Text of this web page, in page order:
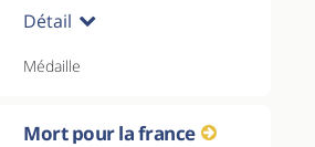
Détail
Médaille
Mort pour la france